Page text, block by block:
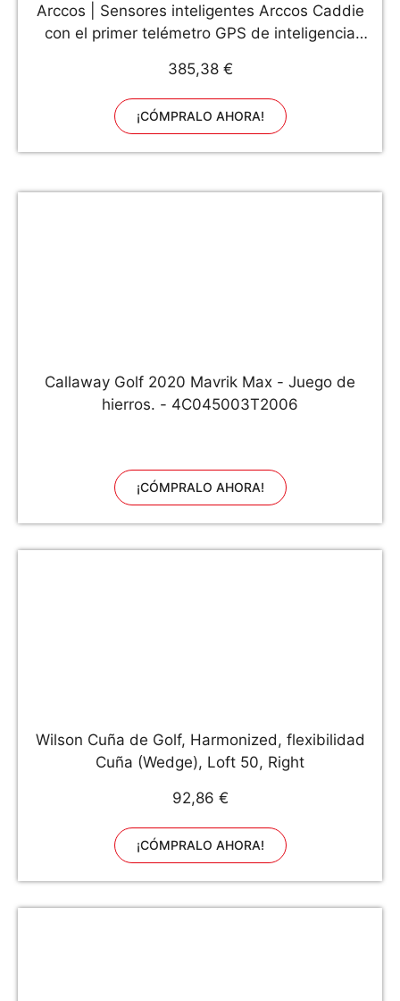
Arccos | Sensores inteligentes Arccos Caddie
con el primer telémetro GPS de inteligencia
385,38 €
¡CÓMPRALO AHORA!
Callaway Golf 2020 Mavrik Max - Juego de
hierros. - 4C045003T2006
¡CÓMPRALO AHORA!
Wilson Cuña de Golf, Harmonized, flexibilidad
Cuña (Wedge), Loft 50, Right
92,86 €
¡CÓMPRALO AHORA!